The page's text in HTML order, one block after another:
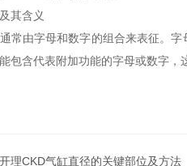
其含义
常由字母和数字的组合来表征。
包含代表附加功能的字母或数字，
理CKD气缸直径的关键部位及方法